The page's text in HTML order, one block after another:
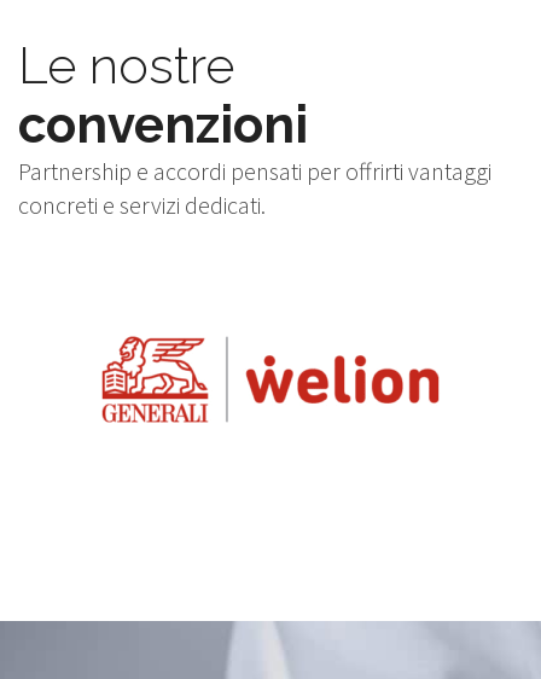
Le nostre
convenzioni
Partnership e accordi pensati per offrirti vantaggi
concreti e servizi dedicati.